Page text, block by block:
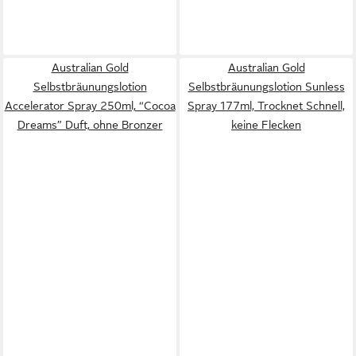
Australian Gold
Selbstbräunungslotion
Accelerator Spray 250ml, “Cocoa
Dreams” Duft, ohne Bronzer
Australian Gold
Selbstbräunungslotion Sunless
Spray 177ml, Trocknet Schnell,
keine Flecken